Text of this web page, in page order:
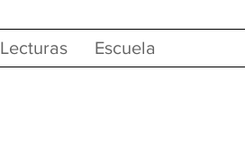
Lecturas Escuela